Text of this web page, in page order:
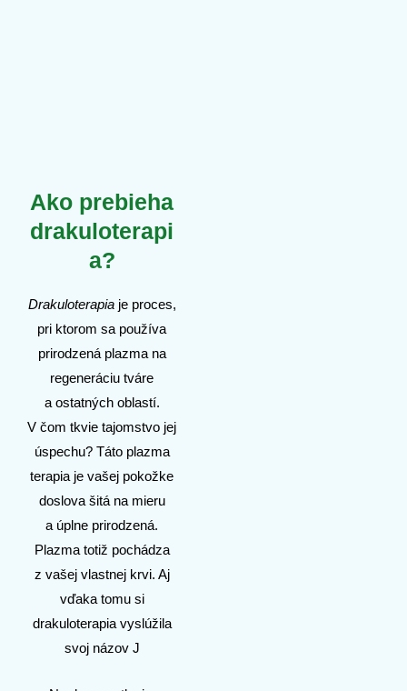
Ako prebieha
drakuloterapi
a?
Drakuloterapiaje proces,
pri ktorom sa používa
prirodzená plazma na
regeneráciu tváre
a ostatných oblastí.
V čom tkvie tajomstvo jej
úspechu? Táto plazma
terapia je vašej pokožke
doslova šitá na mieru
a úplne prirodzená.
Plazma totiž pochádza
z vašej vlastnej krvi. Aj
vďaka tomu si
drakuloterapia vyslúžila
svoj názov J